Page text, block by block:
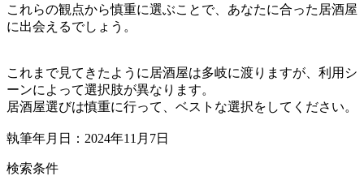
これらの観点から慎重に選ぶことで、あなたに合った居酒屋
に出会えるでしょう。
これまで見てきたように居酒屋は多岐に渡りますが、利用シ
ーンによって選択肢が異なります。
居酒屋選びは慎重に行って、ベストな選択をしてください。
執筆年月日：2024年11月7日
検索条件